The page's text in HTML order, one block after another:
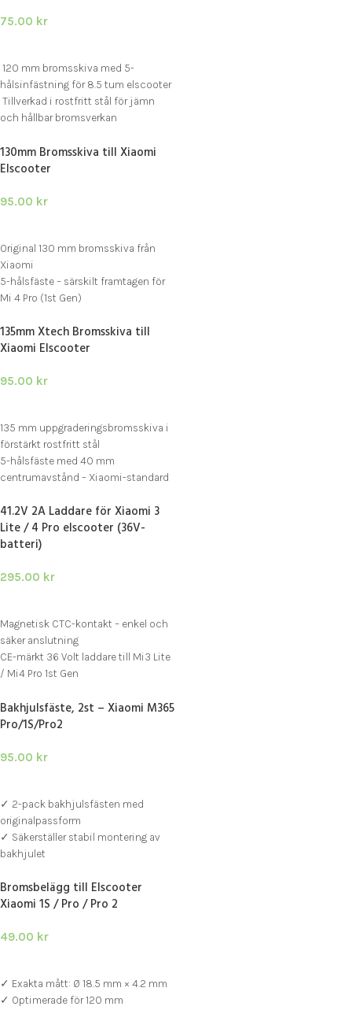
75.00 kr
120 mm bromsskiva med 5-
hålsinfästning för 8.5 tum elscooter
Tillverkad i rostfritt stål för jämn
och hållbar bromsverkan
E-Wheels E2S V2 / E4 V2 Max
130mm Bromsskiva till Xiaomi
Elscooter
95.00 kr
Original 130 mm bromsskiva från
Xiaomi
5-hålsfäste – särskilt framtagen för
Mi 4 Pro (1st Gen)
livslängd och säker bromsning
135mm Xtech Bromsskiva till
Xiaomi Elscooter
95.00 kr
135 mm uppgraderingsbromsskiva i
förstärkt rostfritt stål
5-hålsfäste med 40 mm
centrumavstånd – Xiaomi-standard
hydrauliska bromssystem
41.2V 2A Laddare för Xiaomi 3
Lite / 4 Pro elscooter (36V-
batteri)
295.00 kr
Magnetisk CTC-kontakt – enkel och
säker anslutning
CE-märkt 36 Volt laddare till Mi3 Lite
/ Mi4 Pro 1st Gen
överspänningsskydd
Bakhjulsfäste, 2st – Xiaomi M365
Pro/1S/Pro2
95.00 kr
✓ 2-pack bakhjulsfästen med
originalpassform
✓ Säkerställer stabil montering av
bakhjulet
Pro och Pro 2
Bromsbelägg till Elscooter
Xiaomi 1S / Pro / Pro 2
49.00 kr
✓ Exakta mått: Ø 18.5 mm × 4.2 mm
✓ Optimerade för 120 mm